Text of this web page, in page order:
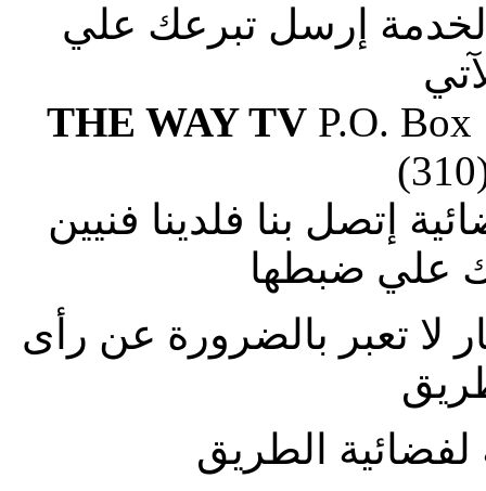
إرسل تبرعك علي
THE WAY TVP.O. Box
إتصل بنا فلدينا فنيين
علي ضبطها
لا تعبر بالضرورة عن رأى
الطريق